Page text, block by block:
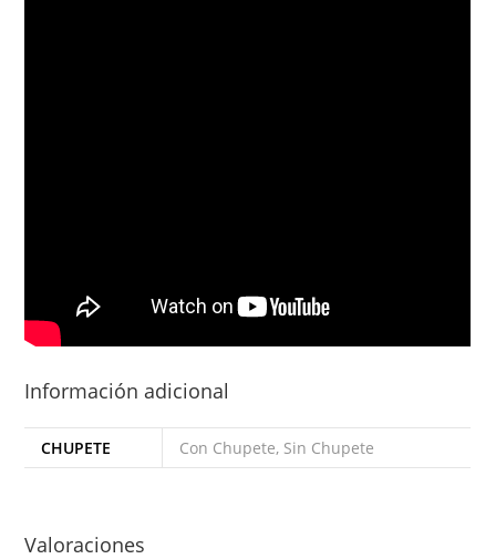
Información adicional
CHUPETE Con Chupete, Sin Chupete
Valoraciones